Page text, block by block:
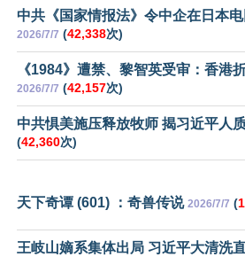
中共《国家情报法》令中企在日本
2026/7/7 (42,338次)
《1984》遭禁、黎智英受审：香港
2026/7/7 (42,157次)
中共惧美施压释放牧师 揭习近平人
(42,360次)
天下奇谭 (601) ：奇兽传说 2026/7/7 (
王岐山嫡系集体出局 习近平大清洗